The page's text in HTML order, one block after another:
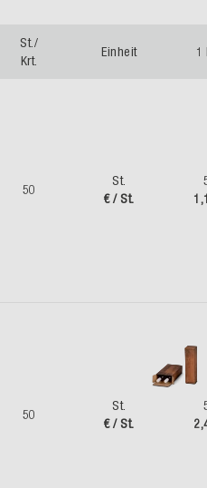
St./
Krt.
Einheit 1
50
St.
€ / St.
50
St.
€ / St.